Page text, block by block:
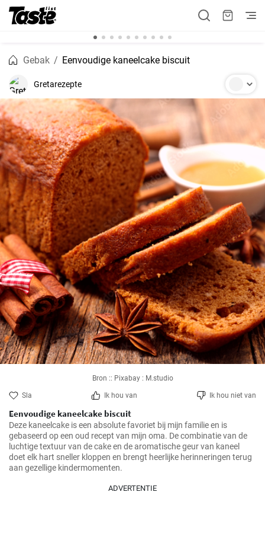
Gebak Eenvoudige kaneelcake biscuit
Gretarezepte
Bron :: Pixabay : M.studio
Sla Ik hou van Ik hou niet van
Eenvoudige kaneelcake biscuit
Deze kaneelcake is een absolute favoriet bij mijn familie en is
gebaseerd op een oud recept van mijn oma. De combinatie van de
luchtige textuur van de cake en de aromatische geur van kaneel
doet elk hart sneller kloppen en brengt heerlijke herinneringen terug
aan gezellige kindermomenten.
ADVERTENTIE